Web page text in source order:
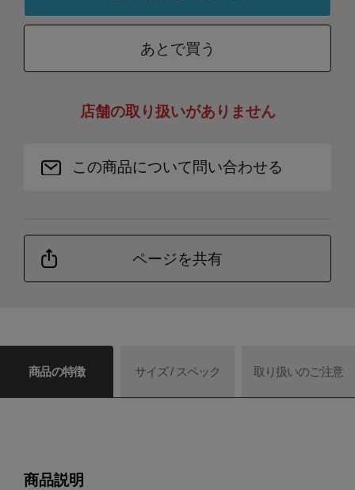
あとで買う
店舗の取り扱いがありません
この商品について問い合わせる
ページを共有
商品の特徴 サイズ / スペック 取り扱いのご注意
商品説明